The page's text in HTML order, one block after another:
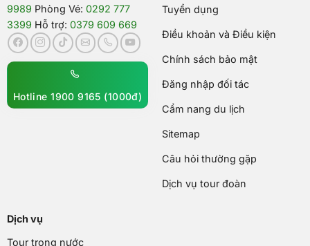
9989 Phòng Vé: 0292 777
3399 Hỗ trợ: 0379 609 669
Hotline 1900 9165 (1000đ)
Tuyển dụng
Điều khoản và Điều kiện
Chính sách bảo mật
Đăng nhập đối tác
Cẩm nang du lịch
Sitemap
Câu hỏi thường gặp
Dịch vụ tour đoàn
Dịch vụ
Tour trong nước